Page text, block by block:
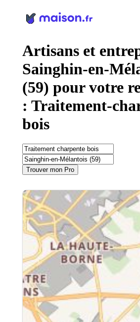
Artisans et
Sainghin-en-
(59) pour votre
: Traitement-
bois
Trouver mon Pro